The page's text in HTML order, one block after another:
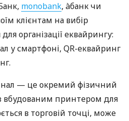
monobank, àбанк чи
клієнтам на вибір
організації еквайрингу:
у смартфоні, QR-еквайринг
— це окремий фізичний
вбудованим принтером для
в торговій точці, може